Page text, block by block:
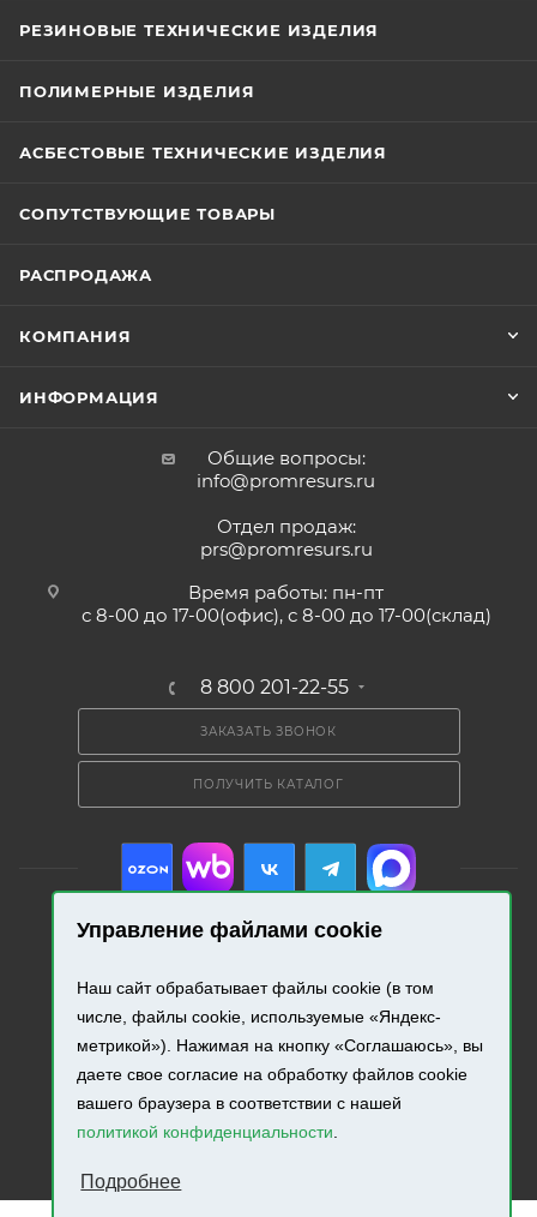
Управление файлами cookie
Наш сайт обрабатывает файлы cookie (в том
числе, файлы cookie, используемые «Яндекс-
метрикой»). Нажимая на кнопку «Соглашаюсь», вы
даете свое согласие на обработку файлов cookie
вашего браузера в соответствии с нашей
политикой конфиденциальности.
Подробнее
РЕЗИНОВЫЕ ТЕХНИЧЕСКИЕ ИЗДЕЛИЯ
ПОЛИМЕРНЫЕ ИЗДЕЛИЯ
АСБЕСТОВЫЕ ТЕХНИЧЕСКИЕ ИЗДЕЛИЯ
СОПУТСТВУЮЩИЕ ТОВАРЫ
РАСПРОДАЖА
КОМПАНИЯ
ИНФОРМАЦИЯ
Общие вопросы:
info@promresurs.ru
Отдел продаж:
prs@promresurs.ru
Время работы: пн-пт
с 8-00 до 17-00(офис), с 8-00 до 17-00(склад)
8 800 201-22-55
ЗАКАЗАТЬ ЗВОНОК
ПОЛУЧИТЬ КАТАЛОГ
Разработка и продвижение сайта.